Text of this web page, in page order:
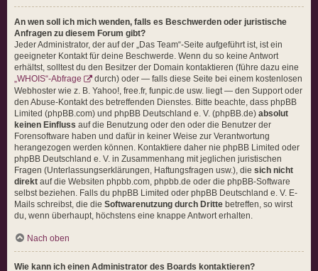
An wen soll ich mich wenden, falls es Beschwerden oder juristische
Anfragen zu diesem Forum gibt?
Jeder Administrator, der auf der „Das Team“-Seite aufgeführt ist, ist ein
geeigneter Kontakt für deine Beschwerde. Wenn du so keine Antwort
erhältst, solltest du den Besitzer der Domain kontaktieren (führe dazu eine
„WHOIS“-Abfrage
durch) oder — falls diese Seite bei einem kostenlosen
Webhoster wie z. B. Yahoo!, free.fr, funpic.de usw. liegt — den Support oder
den Abuse-Kontakt des betreffenden Dienstes. Bitte beachte, dass phpBB
Limited (phpBB.com) und phpBB Deutschland e. V. (phpBB.de) absolut
keinen Einfluss auf die Benutzung oder den oder die Benutzer der
Forensoftware haben und dafür in keiner Weise zur Verantwortung
herangezogen werden können. Kontaktiere daher nie phpBB Limited oder
phpBB Deutschland e. V. in Zusammenhang mit jeglichen juristischen
Fragen (Unterlassungserklärungen, Haftungsfragen usw.), die sich nicht
direkt auf die Websiten phpbb.com, phpbb.de oder die phpBB-Software
selbst beziehen. Falls du phpBB Limited oder phpBB Deutschland e. V. E-
Mails schreibst, die die Softwarenutzung durch Dritte betreffen, so wirst
du, wenn überhaupt, höchstens eine knappe Antwort erhalten.
Nach oben
Wie kann ich einen Administrator des Boards kontaktieren?